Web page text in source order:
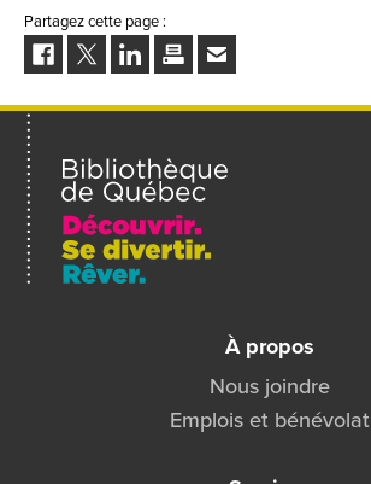
Partagez cette page :
FacebookTwitterLinkedInImprimerEnvoyer
à
un
À propos
Nous joindre
Emplois et bénévolat